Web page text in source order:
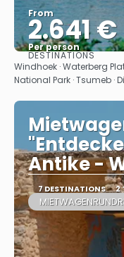
From
2.641 €
Per person
DESTINATIONS
Windhoek · Waterberg
National Park · Tsumeb ·
Antike -
7 DESTINATIONS 2